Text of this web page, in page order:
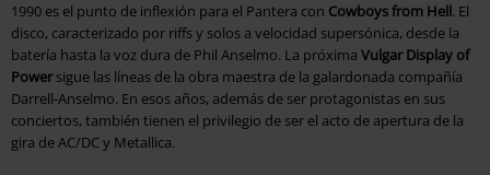
1990 es el punto de inflexión para el Pantera con Cowboys from Hell. El
disco, caracterizado por riffs y solos a velocidad supersónica, desde la
batería hasta la voz dura de Phil Anselmo. La próxima Vulgar Display of
Powersigue las líneas de la obra maestra de la galardonada compañía
Darrell-Anselmo. En esos años, además de ser protagonistas en sus
conciertos, también tienen el privilegio de ser el acto de apertura de la
gira de AC/DC y Metallica.